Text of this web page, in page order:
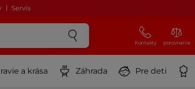
Servis
Kontakty porovnanie
a krása Záhrada Pre deti